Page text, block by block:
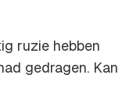
ruzie hebben
gedragen. Kan